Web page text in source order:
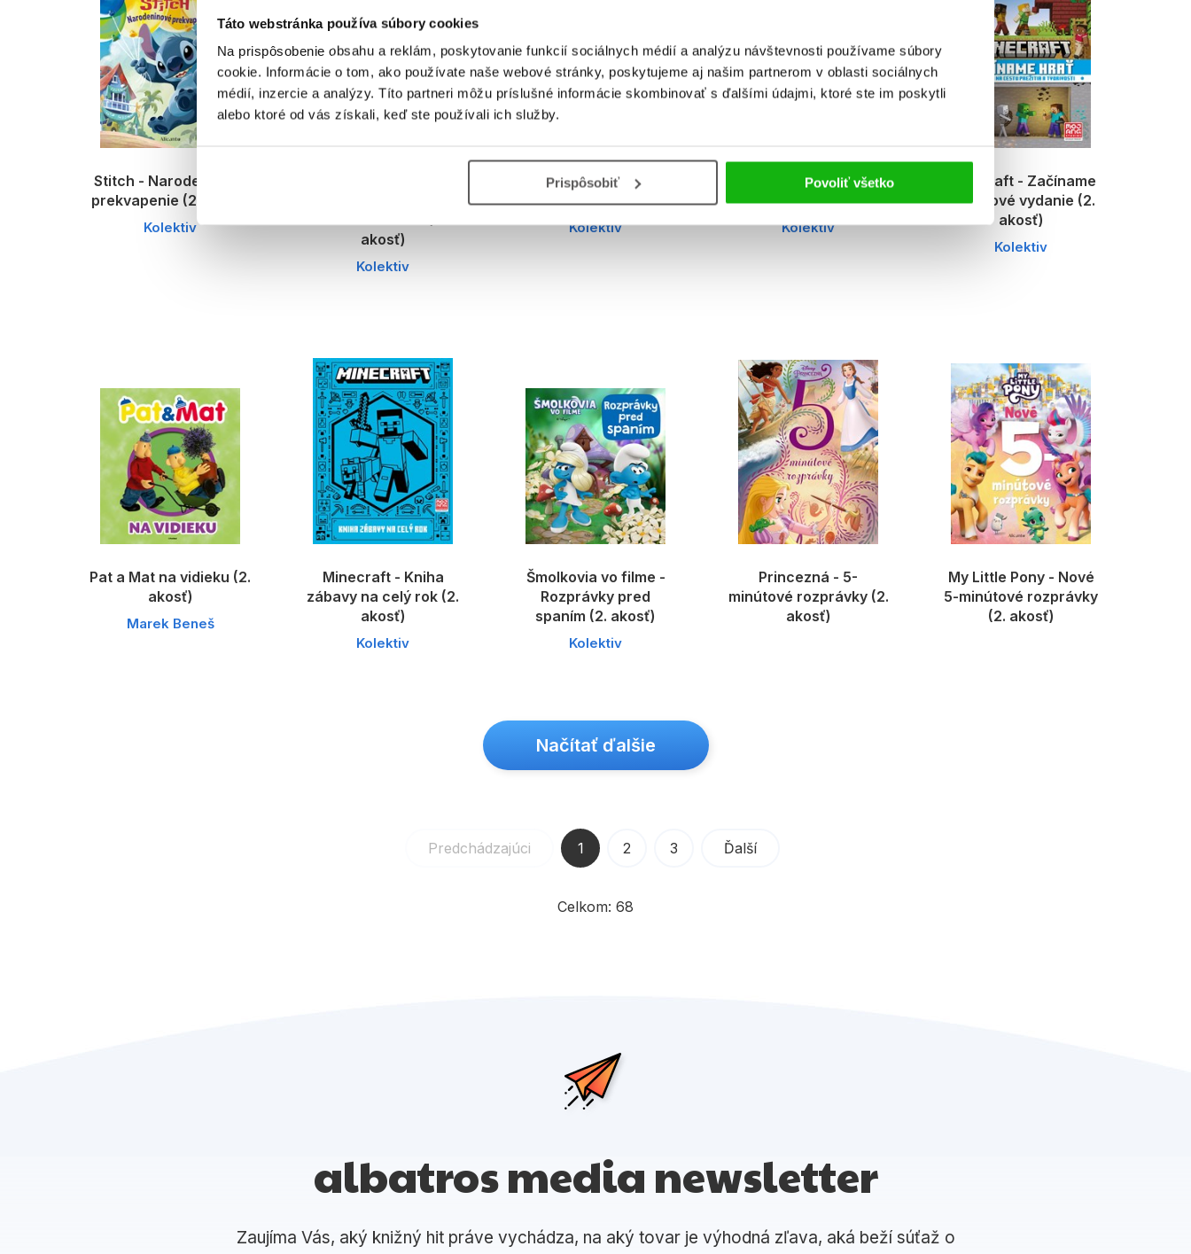
Táto webstránka používa súbory cookies
Na prispôsobenie obsahu a reklám, poskytovanie funkcií sociálnych médií a analýzu návštevnosti používame súbory
cookie. Informácie o tom, ako používate naše webové stránky, poskytujeme aj našim partnerom v oblasti sociálnych
médií, inzercie a analýzy. Títo partneri môžu príslušné informácie skombinovať s ďalšími údajmi, ktoré ste im poskytli
alebo ktoré od vás získali, keď ste používali ich služby.
Prispôsobiť Povoliť všetko
Stitch - Narodeninové
prekvapenie (2. akosť)
Kolektiv
akosť)
Kolektiv
Disney - Môj prvý
denníček (2. akosť)
Kolektiv
Zootropolis 2 - Príbeh
podľa filmu (2. akosť)
Kolektiv
Minecraft - Začíname
hrať nové vydanie (2.
akosť)
Kolektiv
Pat a Mat na vidieku (2.
akosť)
Marek Beneš
Minecraft - Kniha
zábavy na celý rok (2.
akosť)
Kolektiv
Šmolkovia vo filme -
Rozprávky pred
spaním (2. akosť)
Kolektiv
Princezná - 5-
minútové rozprávky (2.
akosť)
My Little Pony - Nové
5-minútové rozprávky
(2. akosť)
Načítať ďalšie
Celkom: 68
Predchádzajúci 1 2 3 Ďalší
albatros media newsletter
Zaujíma Vás, aký knižný hit práve vychádza, na aký tovar je výhodná zľava, aká beží súťaž o